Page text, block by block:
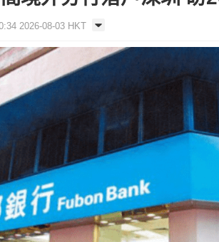
2026-08-03 HKT